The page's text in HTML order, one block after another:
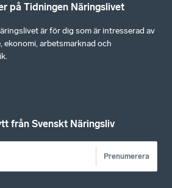
på Tidningen Näringslivet
är för dig som är intresserad av
ekonomi, arbetsmarknad och
från Svenskt Näringsliv
Prenumerera